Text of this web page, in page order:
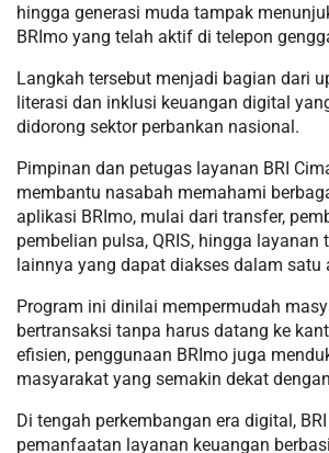
hingga generasi muda tampak
BRImo yang telah aktif di telepon
Langkah tersebut menjadi bagian dari
literasi dan inklusi keuangan digital
didorong sektor perbankan nasional.
Pimpinan dan petugas layanan BRI
membantu nasabah memahami
aplikasi BRImo, mulai dari transfer,
pembelian pulsa, QRIS, hingga layanan
lainnya yang dapat diakses dalam satu
Program ini dinilai mempermudah
bertransaksi tanpa harus datang ke
efisien, penggunaan BRImo juga
masyarakat yang semakin dekat
Di tengah perkembangan era digital,
pemanfaatan layanan keuangan